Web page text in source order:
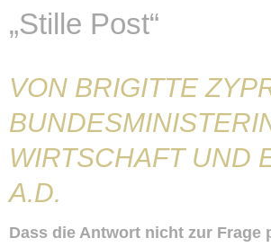
„Stille Post“
VON BRIGITTE
WIRTSCHAFT UND
A.D.
Dass die Antwort nicht zur Frage